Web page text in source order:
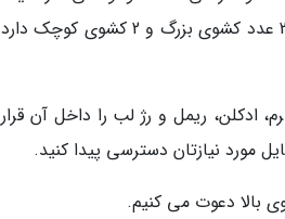
کفی مشکی هم برای طبقات آن طراحی شده تا تمیزتر بمانند. قسمت پایینی استند 2 عدد کشوی بزرگ و 2 کشوی کوچک دارد
ادکلن، ریمل و رژ لب را داخل آن قرار
مورد نیازتان دسترسی پیدا کنید.